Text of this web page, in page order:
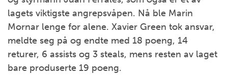
lagets viktigste angrepsvåpen. Nå ble Marin
Mornar lenge for alene. Xavier Green tok ansvar,
meldte seg på og endte med 18 poeng, 14
returer, 6 assists og 3 steals, mens resten av laget
bare produserte 19 poeng.